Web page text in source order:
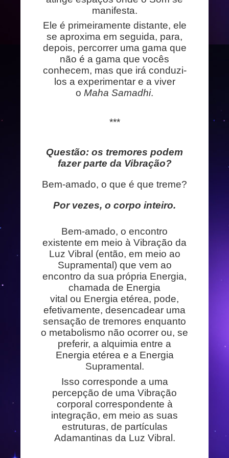
manifesta.
Ele é primeiramente distante, ele
se aproxima em seguida, para,
depois, percorrer uma gama que
não é a gama que vocês
conhecem, mas que irá conduzi-
los a experimentar e a viver
o Maha Samadhi.
***
Questão: os tremores podem
fazer parte da Vibração?
Bem-amado, o que é que treme?
Por vezes, o corpo inteiro.
Bem-amado, o encontro
existente em meio à Vibração da
Luz Vibral (então, em meio ao
Supramental) que vem ao
encontro da sua própria Energia,
chamada de Energia
vital ou Energia etérea, pode,
efetivamente, desencadear uma
sensação de tremores enquanto
o metabolismo não ocorrer ou, se
preferir, a alquimia entre a
Energia etérea e a Energia
Supramental.
Isso corresponde a uma
percepção de uma Vibração
corporal correspondente à
integração, em meio as suas
estruturas, de partículas
Adamantinas da Luz Vibral.